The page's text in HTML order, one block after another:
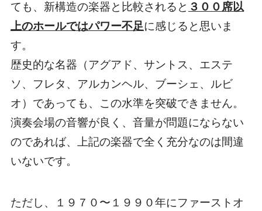
ても、新構造の楽器と比較されると ３００席以
上のホールではパワー不足に感じると思いま
す。
歴史的な名器（アグアド、サントス、エステ
ソ、フレタ、アルカンヘル、ブーシェ、ルビ
オ）であっても、この水準を突破できません。
演奏会場の音響が良く、音量が問題にならない
のであれば、上記の楽器で全く充分なのは間違
いないです。
ただし、１９７０〜１９９０年にファーストオ